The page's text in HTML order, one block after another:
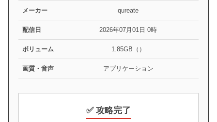
メーカー qureate
配信日 2026年07月01日 0時
ボリューム 1.85GB（）
画質・音声 アプリケーション
✅ 攻略完了